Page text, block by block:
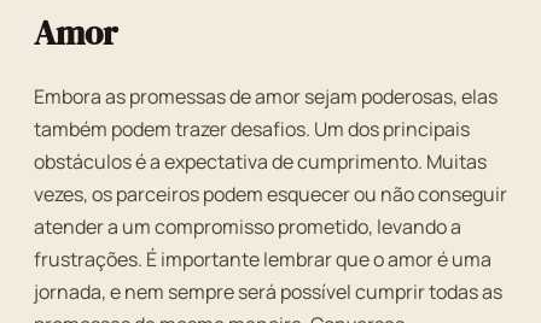
Amor
Embora as promessas de amor sejam poderosas, elas
também podem trazer desafios. Um dos principais
obstáculos é a expectativa de cumprimento. Muitas
vezes, os parceiros podem esquecer ou não conseguir
atender a um compromisso prometido, levando a
frustrações. É importante lembrar que o amor é uma
jornada, e nem sempre será possível cumprir todas as